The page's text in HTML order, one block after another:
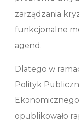
zarządzania
funkcjonalne
agend.
Dlatego w
Polityk
opublikowało